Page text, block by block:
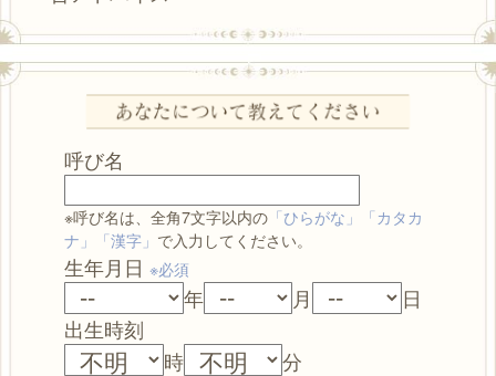
呼び名
※呼び名は、全角7文字以内の 「ひらがな」「カタカ
ナ」「漢字」 で入力してください。
生年月日 ※必須
年 月
日
出生時刻
時
分